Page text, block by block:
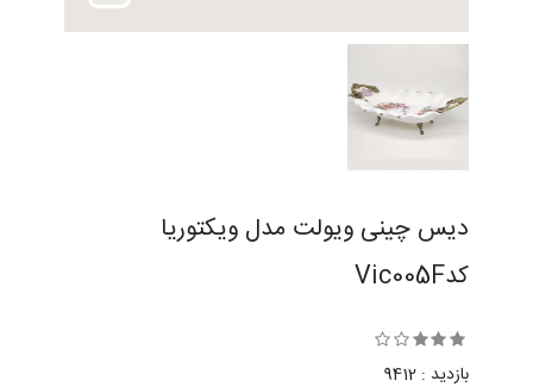
دیس چینی ویولت مدل ویکتوریا
کدVic005F
بازدید : 9412